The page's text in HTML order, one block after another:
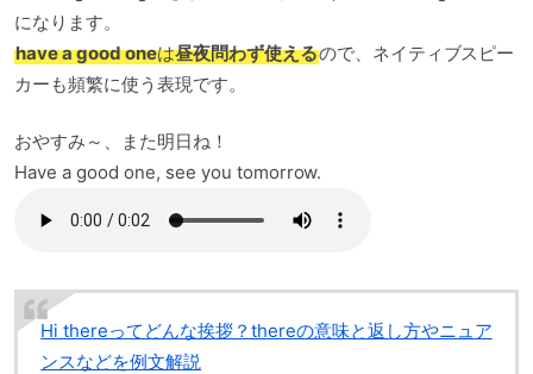
になります。
have a good oneは昼夜問わず使えるので、ネイティブスピー
カーも頻繁に使う表現です。
おやすみ～、また明日ね！
Have a good one, see you tomorrow.
Hi thereってどんな挨拶？thereの意味と返し方やニュア
ンスなどを例文解説